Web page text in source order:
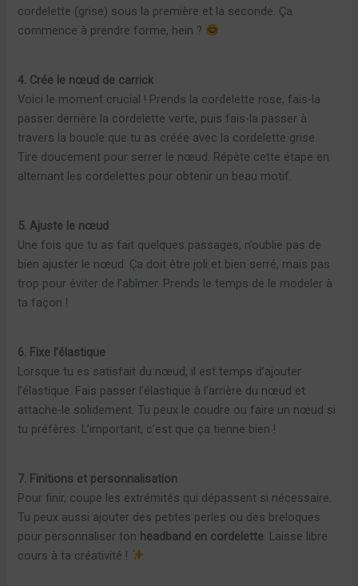
cordelette (grise) sous la première et la seconde. Ça
commence à prendre forme, hein ?
4. Crée le nœud de carrick
Voici le moment crucial ! Prends la cordelette rose, fais-la
passer derrière la cordelette verte, puis fais-la passer à
travers la boucle que tu as créée avec la cordelette grise.
Tire doucement pour serrer le nœud. Répète cette étape en
alternant les cordelettes pour obtenir un beau motif.
5. Ajuste le nœud
Une fois que tu as fait quelques passages, n’oublie pas de
bien ajuster le nœud. Ça doit être joli et bien serré, mais pas
trop pour éviter de l’abîmer. Prends le temps de le modeler à
ta façon !
6. Fixe l’élastique
Lorsque tu es satisfait du nœud, il est temps d’ajouter
l’élastique. Fais passer l’élastique à l’arrière du nœud et
attache-le solidement. Tu peux le coudre ou faire un nœud si
tu préfères. L’important, c’est que ça tienne bien !
7. Finitions et personnalisation
Pour finir, coupe les extrémités qui dépassent si nécessaire.
Tu peux aussi ajouter des petites perles ou des breloques
pour personnaliser ton headband en cordelette . Laisse libre
cours à ta créativité !